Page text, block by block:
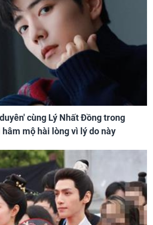
cùng Lý Nhất Đồng trong
mộ hài lòng vì lý do này